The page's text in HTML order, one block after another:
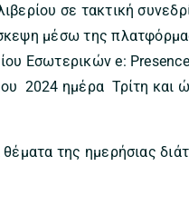
σε τακτική
μέσω της
Εσωτερικών e:
2024 ημέρα Τρίτη και
θέματα της ημερήσιας